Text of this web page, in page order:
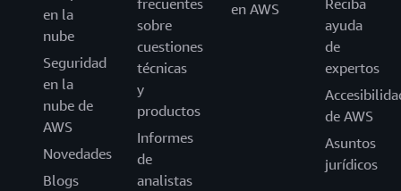
en la
nube
Seguridad
en la
nube de
AWS
Novedades
Blogs
frecuentes
sobre
cuestiones
técnicas
y
productos
Informes
de
analistas
en AWS
Reciba
ayuda
de
expertos
de AWS
Asuntos
jurídicos